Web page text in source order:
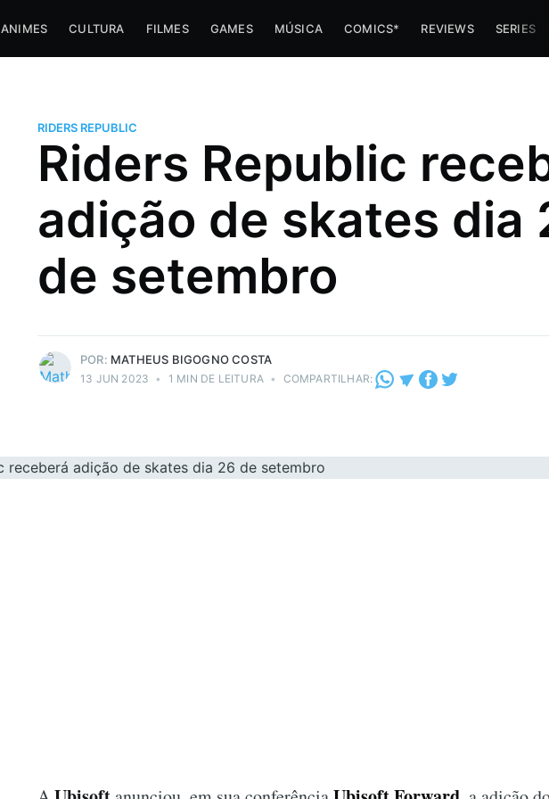
ANIMES CULTURA FILMES GAMES MÚSICA COMICS* REVIEWS SERIES
RIDERS REPUBLIC
Riders Republic
adição de skates dia
de setembro
em Jogos Digitais, mas minha
paixão está sendo escrever sobre a
de jogos e toda a indústria de e-
que está crescendo a todo vapor
Nerd e Geek por natureza!
POR: MATHEUS BIGOGNO COSTA
13 JUN 2023 • 1 MIN DE LEITURA • COMPARTILHAR: